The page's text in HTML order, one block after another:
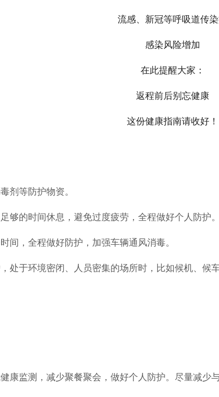
流感、新冠等呼吸道传
感染风险增加
在此提醒大家：
返程前后别忘健康
这份健康指南请收好！
剂等防护物资。
够的时间休息，避免过度疲劳，全程做好个人防护。
间，全程做好防护，加强车辆通风消毒。
处于环境密闭、人员密集的场所时，比如候机、
康监测，减少聚餐聚会，做好个人防护。尽量减少